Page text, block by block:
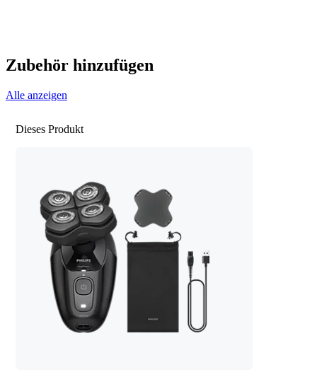
Zubehör hinzufügen
Alle anzeigen
Dieses Produkt